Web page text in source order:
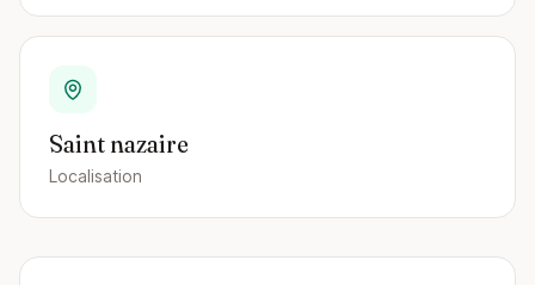
Saint nazaire
Localisation